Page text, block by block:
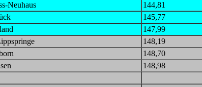
Neuhaus
144,81
145,77
147,99
148,19
148,70
148,98